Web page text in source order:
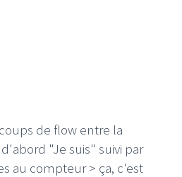
de flow entre la
"Je suis" suivi par
au compteur > ça, c'est